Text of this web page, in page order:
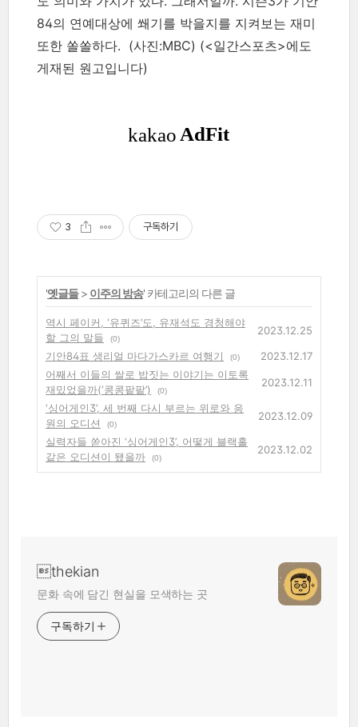
84의 연예대상에 쐐기를 박을지를 지켜보는 재미
또한 쏠쏠하다. (사진:MBC) (<일간스포츠>에도
게재된 원고입니다)
3 구독하기
'옛글들> 이주의 방송' 카테고리의 다른 글
역시 페이커, ‘유퀴즈’도, 유재석도 경청해야
할 그의 말들
(0)
2023.12.25
기안84표 생리얼 마다가스카르 여행기
(0)
2023.12.17
어째서 이들의 쌀로 밥짓는 이야기는 이토록
재밌었을까(‘콩콩팥팥’)
(0)
2023.12.11
‘싱어게인3’, 세 번째 다시 부르는 위로와 응
원의 오디션
(0)
2023.12.09
실력자들 쏟아진 ‘싱어게인3’, 어떻게 블랙홀
같은 오디션이 됐을까
(0)
2023.12.02
thekian
문화 속에 담긴 현실을 모색하는 곳
구독하기